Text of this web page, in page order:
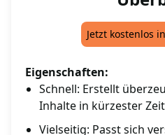
Jetzt kostenlos
Eigenschaften:
Schnell: Erstellt
Inhalte in kürzester
Vielseitig: Passt sich